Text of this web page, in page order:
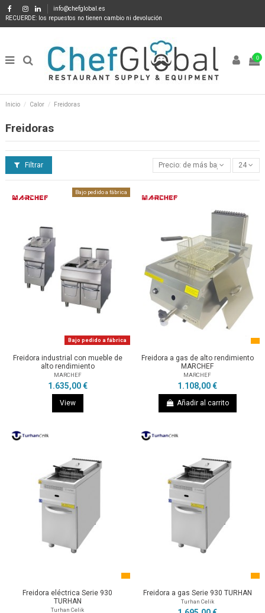
info@chefglobal.es
RECUERDE: los repuestos no tienen cambio ni devolución
0
Inicio Calor Freidoras
Freidoras
Filtrar Precio: de más bajo a más alto
24
Bajo pedido a fábrica
Bajo pedido a fábrica
Freidora industrial con mueble de
alto rendimiento
MARCHEF
1.635,00 €
View
Freidora a gas de alto rendimiento
MARCHEF
MARCHEF
1.108,00 €
Añadir al carrito
Freidora eléctrica Serie 930
TURHAN
Turhan Celik
Freidora a gas Serie 930 TURHAN
Turhan Celik